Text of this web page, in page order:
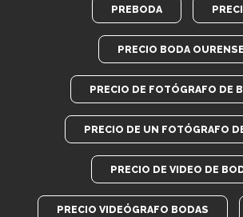
PREBODA
PRECIO BODA OURENSE
PRECIO DE FOTÓGRAFO DE
PRECIO DE UN FOTÓGRAFO
PRECIO DE VIDEO DE
PRECIO VIDEÓGRAFO BODAS